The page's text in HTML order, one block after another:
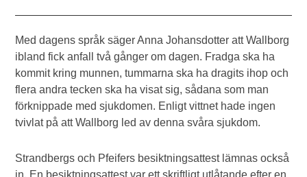
Med dagens språk säger Anna Johansdotter att Wallborg
ibland fick anfall två gånger om dagen. Fradga ska ha
kommit kring munnen, tummarna ska ha dragits ihop och
flera andra tecken ska ha visat sig, sådana som man
förknippade med sjukdomen. Enligt vittnet hade ingen
tvivlat på att Wallborg led av denna svåra sjukdom.
Strandbergs och Pfeifers besiktningsattest lämnas också
in. En besiktningsattest var ett skriftligt utlåtande efter en